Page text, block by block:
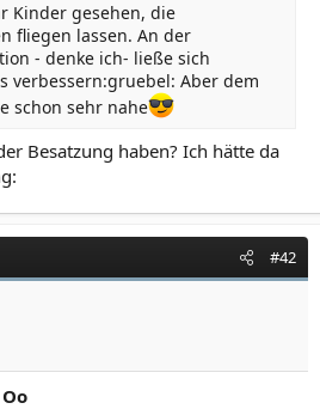
Kinder gesehen, die
fliegen lassen. An der
- denke ich- ließe sich
verbessern:gruebel: Aber dem
schon sehr nahe
Besatzung haben? Ich hätte da
#42